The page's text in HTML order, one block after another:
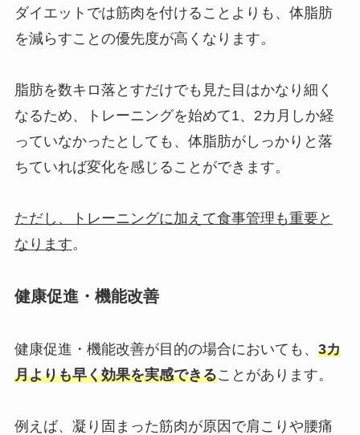
ダイエットでは筋肉を付けることよりも、体脂肪
を減らすことの優先度が高くなります。
脂肪を数キロ落とすだけでも見た目はかなり細く
なるため、トレーニングを始めて1、2カ月しか経
っていなかったとしても、体脂肪がしっかりと落
ちていれば変化を感じることができます。
ただし、トレーニングに加えて食事管理も重要と
なります。
健康促進・機能改善
健康促進・機能改善が目的の場合においても、 3カ
月よりも早く効果を実感できることがあります。
例えば、凝り固まった筋肉が原因で肩こりや腰痛